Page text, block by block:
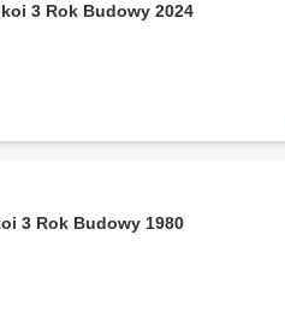
3 Rok Budowy 2024
3 Rok Budowy 1980